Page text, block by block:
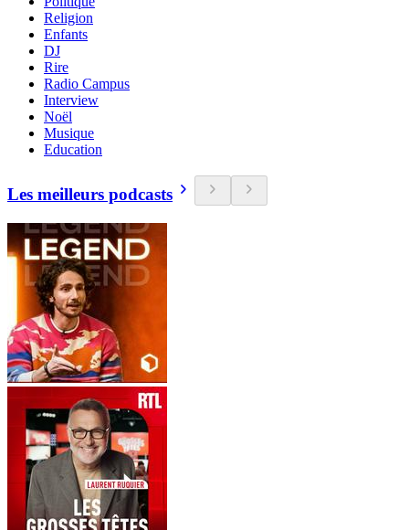
Religion
Enfants
DJ
Rire
Radio Campus
Interview
Noël
Musique
Education
Les meilleurs podcasts